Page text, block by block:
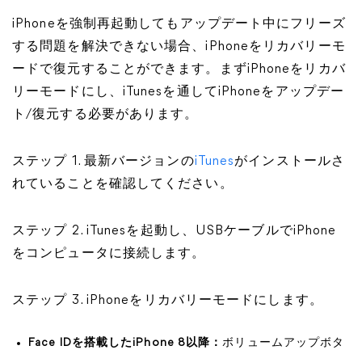
iPhoneを強制再起動してもアップデート中にフリーズ
する問題を解決できない場合、iPhoneをリカバリーモ
ードで復元することができます。まずiPhoneをリカバ
リーモードにし、iTunesを通してiPhoneをアップデー
ト/復元する必要があります。
ステップ 1. 最新バージョンのiTunesがインストールさ
れていることを確認してください。
ステップ 2. iTunesを起動し、USBケーブルでiPhone
をコンピュータに接続します。
ステップ 3. iPhoneをリカバリーモードにします。
Face IDを搭載したiPhone 8以降：ボリュームアップボタ